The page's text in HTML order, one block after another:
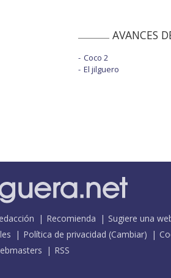
AVANCES
Coco 2
El jilguero
Recomienda
Sugiere una
Política de privacidad (Cambiar)
RSS